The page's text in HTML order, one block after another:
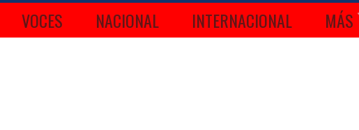
VOCES NACIONAL INTERNACIONAL MÁS